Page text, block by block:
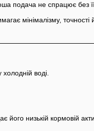
подача не спрацює без її
мінімалізму, точності
низькій кормовій